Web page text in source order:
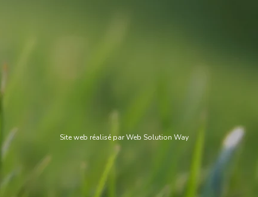
Site web réalisé parWeb Solution Way